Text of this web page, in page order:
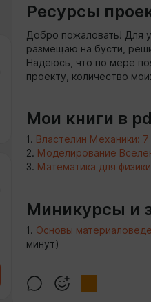
Ресурсы
Добро пожаловать! Для
размещаю на бусти,
Надеюсь, что по мере
проекту, количество
Мои книги в
1. Властелин Механики: 7
2. Моделирование
3. Математика для
Миникурсы и
1. Основы
минут)